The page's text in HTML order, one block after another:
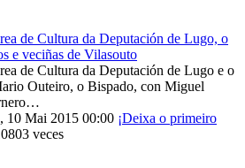
de Cultura da Deputación de Lugo, o
e veciñas de Vilasouto
de Cultura da Deputación de Lugo e o
Outeiro, o Bispado, con Miguel
10 Mai 2015 00:00 ¡Deixa o primeiro
veces